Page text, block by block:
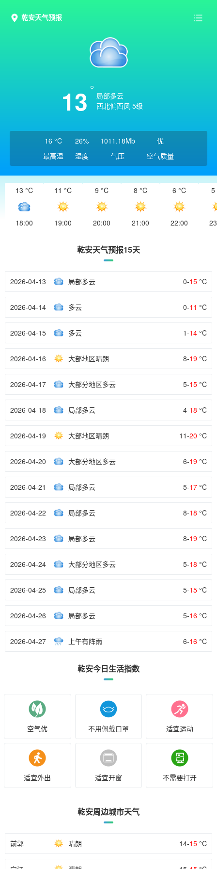
乾安天气预报
13
局部多云
西北偏西风 5级
16 °C
最高温
26%
湿度
1011.18Mb
气压
优
空气质量
13 °C
18:00
11 °C
19:00
9 °C
20:00
8 °C
21:00
6 °C
22:00
5
乾安天气预报15天
2026-04-13 局部多云 0-15 °C
2026-04-14 多云 0-11 °C
2026-04-15 多云 1-14 °C
2026-04-16 大部地区晴朗 8-19 °C
2026-04-17 大部分地区多云 5-15 °C
2026-04-18 局部多云 4-18 °C
2026-04-19 大部地区晴朗 11-20 °C
2026-04-20 大部分地区多云 6-19 °C
2026-04-21 局部多云 5-17 °C
2026-04-22 局部多云 8-18 °C
2026-04-23 局部多云 8-19 °C
2026-04-24 大部分地区多云 5-18 °C
2026-04-25 局部多云 5-15 °C
2026-04-26 局部多云 5-16 °C
2026-04-27 上午有阵雨 6-16 °C
乾安今日生活指数
空气优 不用佩戴口罩 适宜运动
适宜外出 适宜开窗 不需要打开
乾安周边城市天气
前郭 晴朗 14-15 °C